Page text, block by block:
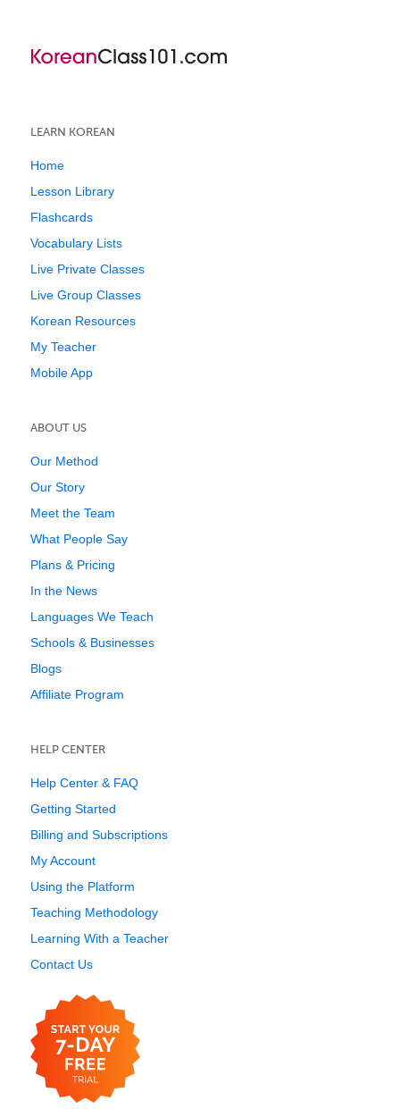
LEARN KOREAN
Home
Lesson Library
Flashcards
Vocabulary Lists
Live Private Classes
Live Group Classes
Korean Resources
My Teacher
Mobile App
ABOUT US
Our Method
Our Story
Meet the Team
What People Say
Plans & Pricing
In the News
Languages We Teach
Schools & Businesses
Blogs
Affiliate Program
HELP CENTER
Help Center & FAQ
Getting Started
Billing and Subscriptions
My Account
Using the Platform
Teaching Methodology
Learning With a Teacher
Contact Us